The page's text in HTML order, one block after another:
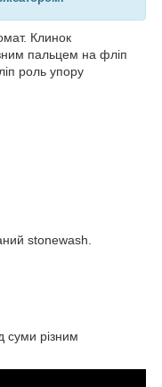
Клинок
пальцем на фліп
роль упору
stonewash.
суми різним